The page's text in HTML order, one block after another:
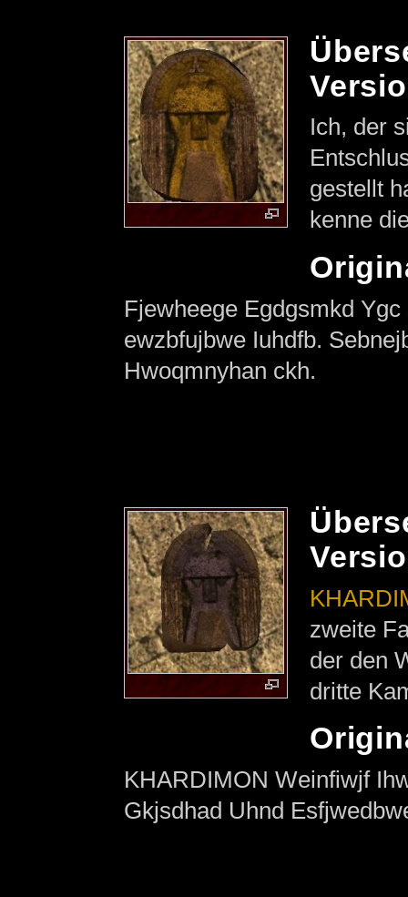
Ich, der
gestellt
kenne
Fjewheege Egdgsmkd
ewzbfujbwe Iuhdfb.
Hwoqmnyhan ckh.
zweite
der den
dritte
KHARDIMON Weinfiwjf
Gkjsdhad Uhnd